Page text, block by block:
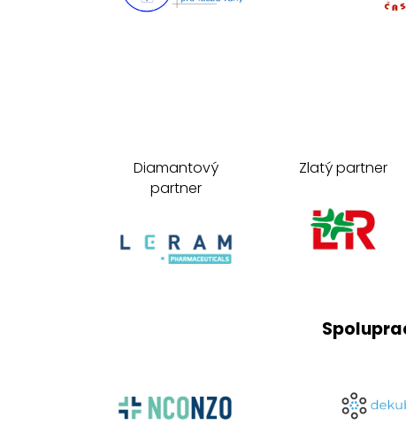
Diamantový
partner
Zlatý partner